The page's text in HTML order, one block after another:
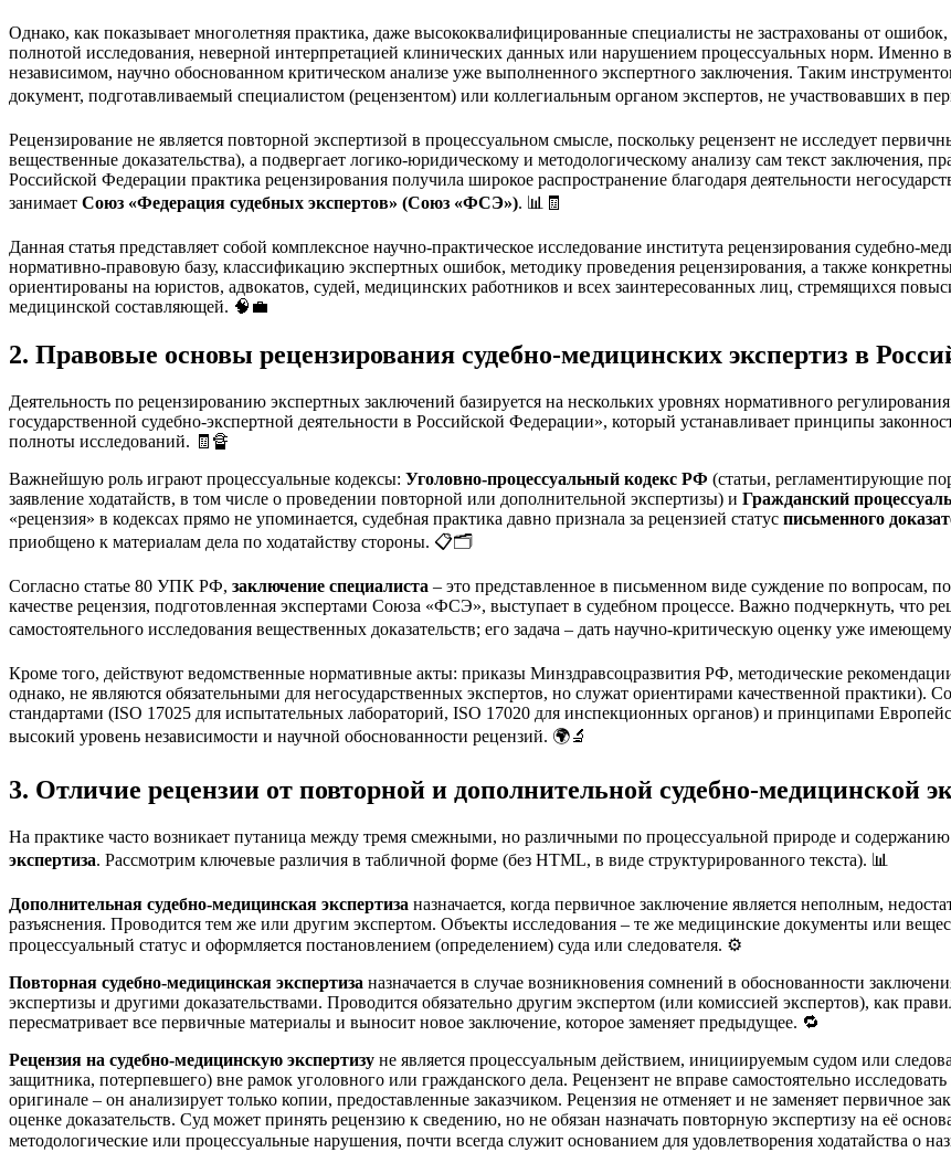
Однако, как показывает многолетняя практика, даже высококвалифицированные специалисты не застрахованы от
полнотой исследования, неверной интерпретацией клинических данных или нарушением процессуальных норм. Именно в
независимом, научно обоснованном критическом анализе уже выполненного экспертного заключения. Таким
документ, подготавливаемый специалистом (рецензентом) или коллегиальным органом экспертов, не участвовавших в
Рецензирование не является повторной экспертизой в процессуальном смысле, поскольку рецензент не исследует
вещественные доказательства), а подвергает логико-юридическому и методологическому анализу сам текст заключения,
Российской Федерации практика рецензирования получила широкое распространение благодаря деятельности
занимает Союз «Федерация судебных экспертов» (Союз «ФСЭ»). 📊🧾
Данная статья представляет собой комплексное научно-практическое исследование института рецензирования судебно-
нормативно-правовую базу, классификацию экспертных ошибок, методику проведения рецензирования, а также
ориентированы на юристов, адвокатов, судей, медицинских работников и всех заинтересованных лиц, стремящихся
медицинской составляющей. 🧠💼
2. Правовые основы рецензирования судебно-медицинских экспертиз в
Деятельность по рецензированию экспертных заключений базируется на нескольких уровнях нормативного
государственной судебно-экспертной деятельности в Российской Федерации», который устанавливает принципы
полноты исследований. 🧾🔏
Важнейшую роль играют процессуальные кодексы: Уголовно-процессуальный кодекс РФ (статьи, регламентирующие
заявление ходатайств, в том числе о проведении повторной или дополнительной экспертизы) и Гражданский
«рецензия» в кодексах прямо не упоминается, судебная практика давно признала за рецензией статус письменного
приобщено к материалам дела по ходатайству стороны. 📋🗂️
Согласно статье 80 УПК РФ, заключение специалиста – это представленное в письменном виде суждение по вопросам,
качестве рецензия, подготовленная экспертами Союза «ФСЭ», выступает в судебном процессе. Важно подчеркнуть, что
самостоятельного исследования вещественных доказательств; его задача – дать научно-критическую оценку уже
Кроме того, действуют ведомственные нормативные акты: приказы Минздравсоцразвития РФ, методические
однако, не являются обязательными для негосударственных экспертов, но служат ориентирами качественной
стандартами (ISO 17025 для испытательных лабораторий, ISO 17020 для инспекционных органов) и принципами
высокий уровень независимости и научной обоснованности рецензий. 🌍🔬
3. Отличие рецензии от повторной и дополнительной судебно-медицинской
На практике часто возникает путаница между тремя смежными, но различными по процессуальной природе и
экспертиза. Рассмотрим ключевые различия в табличной форме (без HTML, в виде структурированного текста). 📊
Дополнительная судебно-медицинская экспертиза назначается, когда первичное заключение является неполным,
разъяснения. Проводится тем же или другим экспертом. Объекты исследования – те же медицинские документы или
процессуальный статус и оформляется постановлением (определением) суда или следователя. ⚙️
Повторная судебно-медицинская экспертиза назначается в случае возникновения сомнений в обоснованности
экспертизы и другими доказательствами. Проводится обязательно другим экспертом (или комиссией экспертов), как
пересматривает все первичные материалы и выносит новое заключение, которое заменяет предыдущее. 🔁
Рецензия на судебно-медицинскую экспертизу не является процессуальным действием, инициируемым судом или
защитника, потерпевшего) вне рамок уголовного или гражданского дела. Рецензент не вправе самостоятельно
оригинале – он анализирует только копии, предоставленные заказчиком. Рецензия не отменяет и не заменяет первичное
оценке доказательств. Суд может принять рецензию к сведению, но не обязан назначать повторную экспертизу на её
методологические или процессуальные нарушения, почти всегда служит основанием для удовлетворения ходатайства о